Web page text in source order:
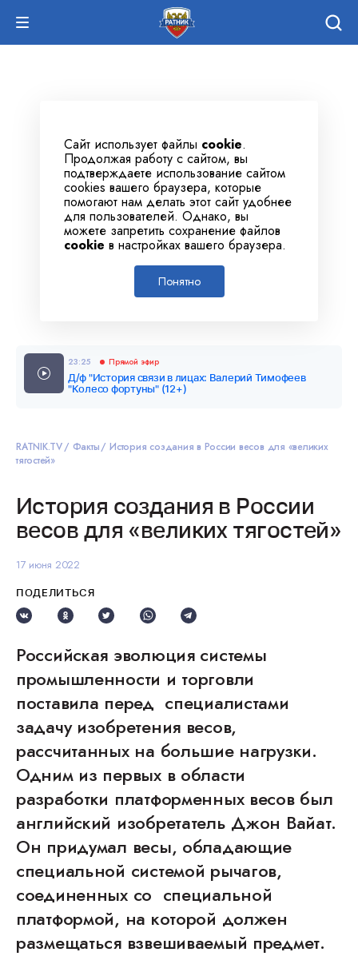
Сайт использует файлы cookie.
Продолжая работу с сайтом, вы
подтверждаете использование сайтом
cookies вашего браузера, которые
помогают нам делать этот сайт удобнее
для пользователей. Однако, вы
можете запретить сохранение файлов
cookie в настройках вашего браузера.
Понятно
23:25 Прямой эфир
Д/ф "История связи в лицах: Валерий Тимофеев
"Колесо фортуны" (12+)
RATNIK.TV Факты
История создания в России весов для «великих
тягостей»
История создания в России
весов для «великих тягостей»
17 июня 2022
ПОДЕЛИТЬСЯ
Российская эволюция системы
промышленности и торговли
поставила перед специалистами
задачу изобретения весов,
рассчитанных на большие нагрузки.
Одним из первых в области
разработки платформенных весов был
английский изобретатель Джон Вайат.
Он придумал весы, обладающие
специальной системой рычагов,
соединенных со специальной
платформой, на которой должен
размещаться взвешиваемый предмет.